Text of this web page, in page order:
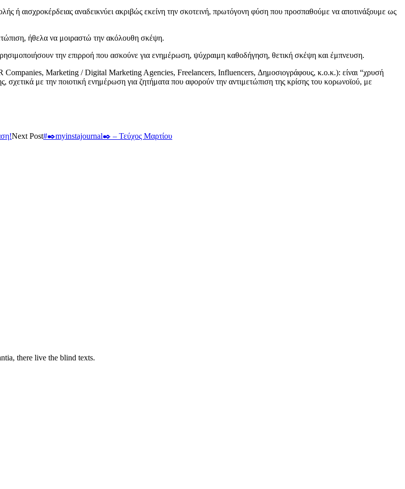
ή αισχροκέρδειας αναδεικνύει ακριβώς εκείνη την σκοτεινή, πρωτόγονη φύση που προσπαθούμε να αποτινάξουμε ως
ήθελα να μοιραστώ την ακόλουθη σκέψη.
την επιρροή που ασκούνε για ενημέρωση, ψύχραιμη καθοδήγηση, θετική σκέψη και έμπνευση.
Companies, Marketing / Digital Marketing Agencies, Freelancers, Influencers, Δημοσιογράφους, κ.ο.κ.): είναι “χρυσή
σχετικά με την ποιοτική ενημέρωση για ζητήματα που αφορούν την αντιμετώπιση της κρίσης του κορωνοϊού, με
Next Post#✒️myinstajournal✒️ – Τεύχος Μαρτίου
there live the blind texts.